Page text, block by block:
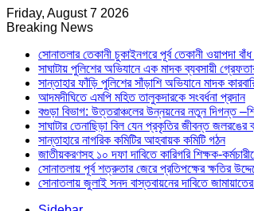
Friday, August 7 2026
Breaking News
সোনাতলার তেকানী চুকাইনগরে পূর্ব তেকানী ওয়াপদা
সাঘাটায় পুলিশের অভিযানে এক মাদক ব্যবসায়ী
সান্তাহার ফাঁড়ি পুলিশের সাঁড়াশি অভিযানে মাদক
আদমদীঘিতে এমপি মহিত তালুকদারকে সংবর্ধনা প্রদান
বগুড়া বিভাগ: উত্তরাঞ্চলের উন্নয়নের নতুন দিগন্ত
সাঘাটার তেনাছিড়া বিল যেন প্রকৃতির জীবন্ত জলরঙের
সান্তাহারে নাগরিক কমিটির আহবায়ক কমিটি গঠন
জাতীয়করণসহ ১০ দফা দাবিতে কারিগরি শিক্ষক-
সোনাতলায় পূর্ব শত্রুতার জেরে প্রতিপক্ষের ক্ষতির
সোনাতলায় জুলাই সনদ বাস্তবায়নের দাবিতে